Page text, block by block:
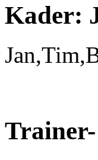
Kader: